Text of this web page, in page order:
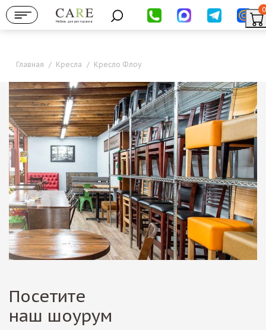
Мебель для ресторанов
0
Главная / Кресла / Кресло Флоу
Посетите
наш шоурум